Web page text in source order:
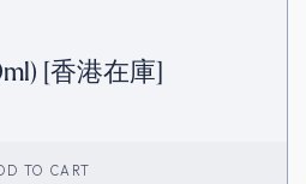
[香港在庫]
TO CART